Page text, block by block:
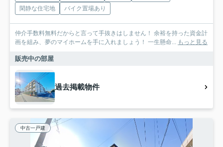
閑静な住宅地
バイク置場あり
仲介手数料無料だからと言って手抜きはしません！ 余裕を持った資金計
画を組み、夢のマイホームを手に入れましょう！ 一生懸命... もっと見る
販売中の部屋
過去掲載物件
中古一戸建